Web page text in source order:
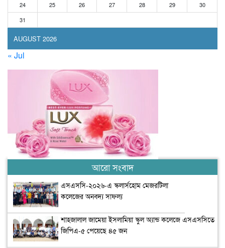
AUGUST 2026
24
25 26 27 28 29
30
31
« Jul
আরো সংবাদ
এসএসসি-২০২৬-এ স্কলার্সহোম মেজরটিলা
কলেজের অনবদ্য সাফল্য
শাহজালাল জামেয়া ইসলামিয়া স্কুল অ্যান্ড কলেজে এসএসসিতে
জিপিএ-৫ পেয়েছে ৪৫ জন